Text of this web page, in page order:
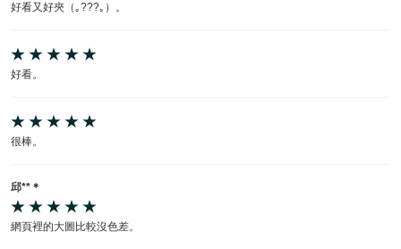
好看又好夾（｡???｡）。
好看。
很棒。
邱**＊
網頁裡的大圖比較沒色差。